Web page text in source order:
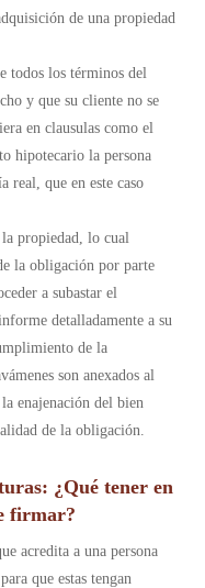
de una propiedad
todos los términos del
y que su cliente no se
en clausulas como el
hipotecario la persona
real, que en este caso
la propiedad, lo cual
la obligación por parte
a subastar el
detalladamente a su
de la
son anexados al
enajenación del bien
de la obligación.
¿Qué tener en
firmar?
acredita a una persona
que estas tengan